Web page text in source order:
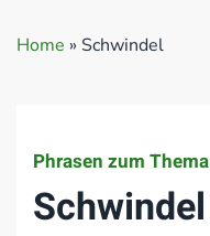
Home » Schwindel
Phrasen zum Thema
Schwindel